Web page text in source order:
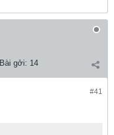
Bài gởi: 14
#41